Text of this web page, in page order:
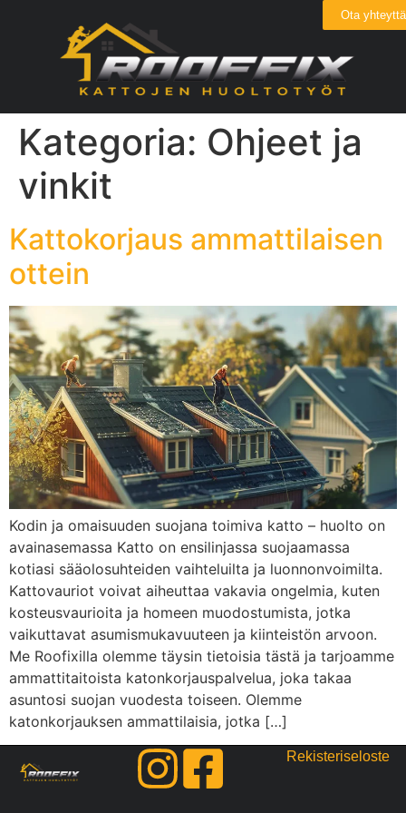
Ota yhteyttä
Kategoria: Ohjeet ja
vinkit
Kattokorjaus ammattilaisen
ottein
Kodin ja omaisuuden suojana toimiva katto – huolto on
avainasemassa Katto on ensilinjassa suojaamassa
kotiasi sääolosuhteiden vaihteluilta ja luonnonvoimilta.
Kattovauriot voivat aiheuttaa vakavia ongelmia, kuten
kosteusvaurioita ja homeen muodostumista, jotka
vaikuttavat asumismukavuuteen ja kiinteistön arvoon.
Me Roofixilla olemme täysin tietoisia tästä ja tarjoamme
ammattitaitoista katonkorjauspalvelua, joka takaa
asuntosi suojan vuodesta toiseen. Olemme
katonkorjauksen ammattilaisia, jotka […]
Rekisteriseloste